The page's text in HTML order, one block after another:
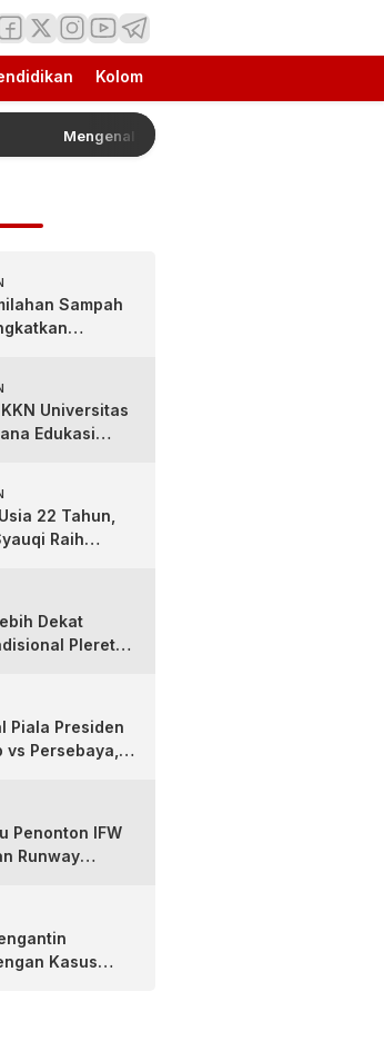
Kolom
Mengenal Lebih Dekat Jajanan Tradisional Pleret
Sampah
Universitas
Edukasi
22 Tahun,
Raih
Dekat
Pleret
Piala Presiden
Persebaya,
Penonton IFW
Runway
Kasus